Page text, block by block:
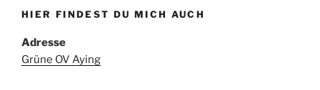
HIER FINDEST DU MICH AUCH
Adresse
Grüne OV Aying